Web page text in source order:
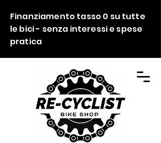
Finanziamento tasso 0 su tutte
le bici - senza interessi e spese
pratica